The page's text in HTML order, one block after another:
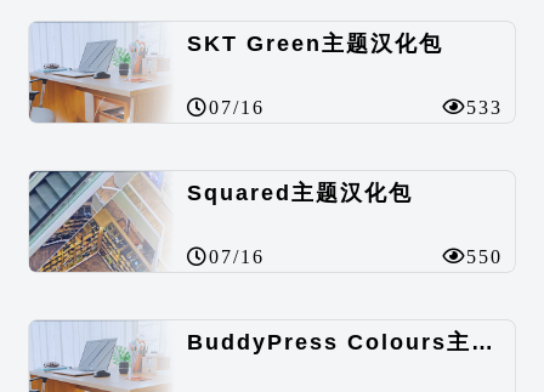
SKT Green主题汉化包
07/16 533
Squared主题汉化包
07/16 550
BuddyPress Colours主题汉化包